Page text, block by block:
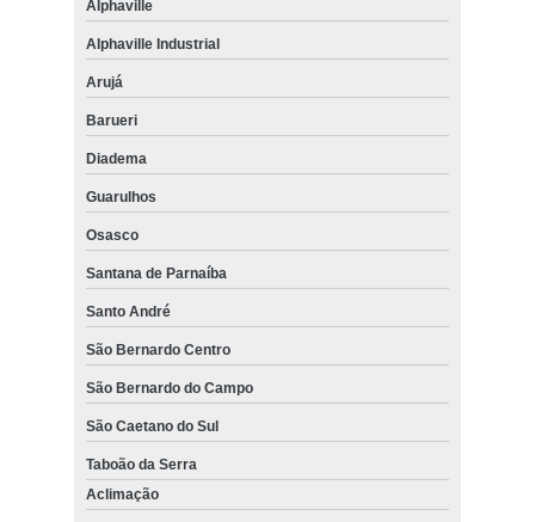
Alphaville
Alphaville Industrial
Arujá
Barueri
Diadema
Guarulhos
Osasco
Santana de Parnaíba
Santo André
São Bernardo Centro
São Bernardo do Campo
São Caetano do Sul
Taboão da Serra
Aclimação